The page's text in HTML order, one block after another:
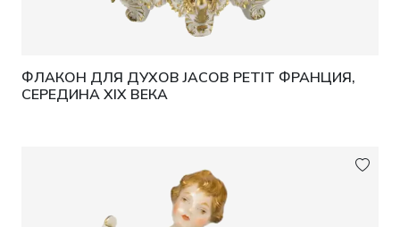
ФЛАКОН ДЛЯ ДУХОВ JACOB PETIT ФРАНЦИЯ,
СЕРЕДИНА XIX ВЕКА